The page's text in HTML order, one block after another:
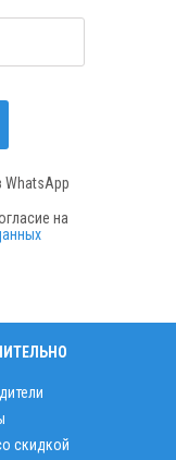
WhatsApp
на
скидкой